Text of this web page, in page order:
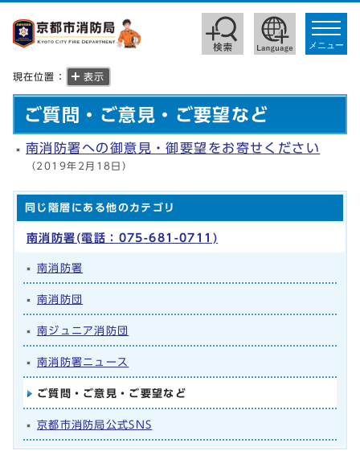
toggle
メニュー
現在位置： 表示
ご質問・ご意見・ご要望など
南消防署への御意見・御要望をお寄せください
（2019年2月18日）
同じ階層にある他のカテゴリ
南消防署(電話：075-681-0711)
南消防署
南消防団
南ジュニア消防団
南消防署ニュース
ご質問・ご意見・ご要望など
京都市消防局公式SNS